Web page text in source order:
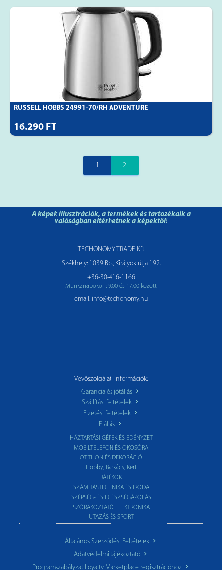
RUSSELL HOBBS 24991-70/RH ADVENTURE
16.290 FT
1 2
A képek illusztrációk, a termékek és tartozékaik a
valóságban eltérhetnek a képektől!
TECHONOMY TRADE Kft
Székhely: 1039 Bp., Királyok útja 192.
+36-30-416-1166
Munkanapokon: 9:00 és 17:00 között
email: info@techonomy.hu
Vevőszolgálati információk:
Garancia és jótállás
Szállítási feltételek
Fizetési feltételek
Elállás
HÁZTARTÁSI GÉPEK ÉS EDÉNYZET
MOBILTELEFON ÉS OKOSÓRA
OTTHON ÉS DEKORÁCIÓ
Hobby, Barkács, Kert
JÁTÉKOK
SZÁMÍTÁSTECHNIKA ÉS IRODA
SZÉPSÉG- ÉS EGÉSZSÉGÁPOLÁS
SZÓRAKOZTATÓ ELEKTRONIKA
UTAZÁS ÉS SPORT
Általános Szerződési Feltételek
Adatvédelmi tájékoztató
Programszabályzat Loyalty Marketplace regisztrációhoz